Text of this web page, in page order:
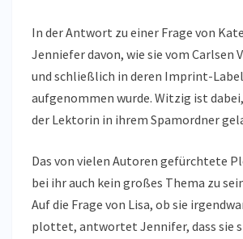
In der Antwort zu einer Frage von
Jenniefer davon, wie sie vom Carlsen
und schließlich in deren Imprint-
aufgenommen wurde. Witzig ist
der Lektorin in ihrem Spamordner
Das von vielen Autoren gefürchtete
bei ihr auch kein großes Thema zu
Auf die Frage von Lisa, ob sie
plottet, antwortet Jennifer, dass sie